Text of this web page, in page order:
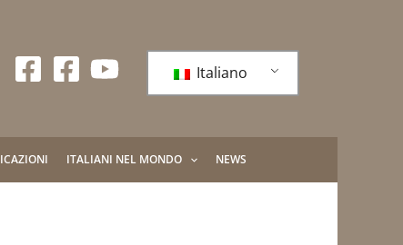
Italiano
ITALIANI NEL MONDO NEWS